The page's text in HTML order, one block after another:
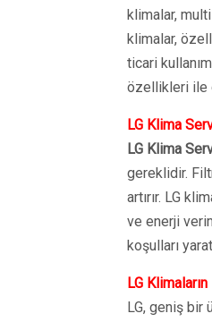
klimalar,
klimalar,
ticari
özellikleri ile
LG Klima
LG Klima
gereklidir.
artırır. LG
ve enerji
koşulları
LG
LG, geniş bir